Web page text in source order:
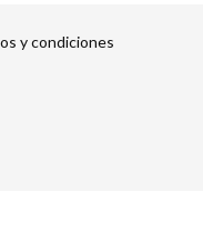
y condiciones